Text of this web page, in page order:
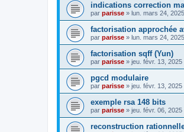
indications correction
par parisse » lun. mars 24,
factorisation approchée
par parisse » lun. mars 24,
factorisation sqff (Yun)
par parisse » jeu. févr. 13,
pgcd modulaire
par parisse » jeu. févr. 13,
exemple rsa 148 bits
par parisse » jeu. févr. 06,
reconstruction